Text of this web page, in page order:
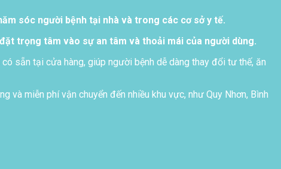
sóc người bệnh tại nhà và trong các cơ sở y tế.
trọng tâm vào sự an tâm và thoải mái của người dùng.
sẵn tại cửa hàng, giúp người bệnh dễ dàng thay đổi tư thế, ăn
và miễn phí vận chuyển đến nhiều khu vực, như Quy Nhơn, Bình